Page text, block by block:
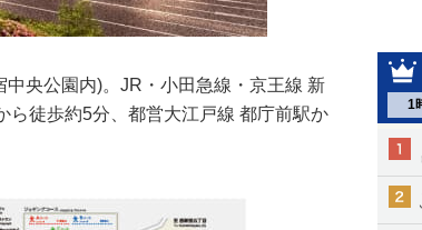
1
央公園内)。JR・小田急線・京王線 新
ら徒歩約5分、都営大江戸線 都庁前駅か